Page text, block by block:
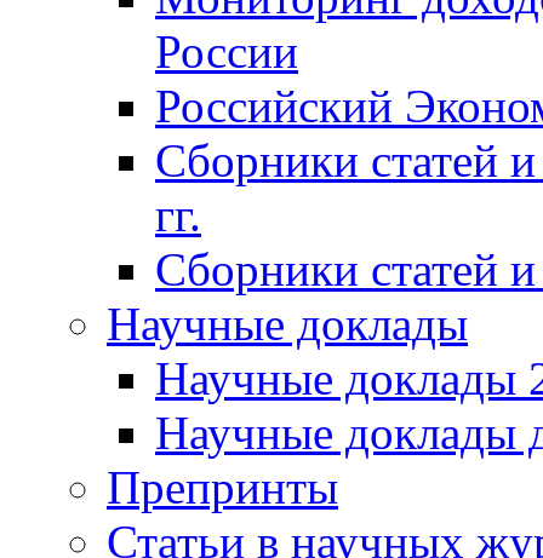
России
Российский
Сборники статей
гг.
Сборники статей
Научные доклады
Научные доклады
Научные доклады
Препринты
Статьи в научных